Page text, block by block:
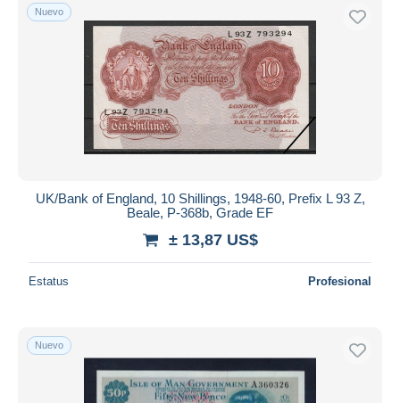
Nuevo
UK/Bank of England, 10 Shillings, 1948-60, Prefix L 93 Z,
Beale, P-368b, Grade EF
± 13,87 US$
Estatus Profesional
Nuevo